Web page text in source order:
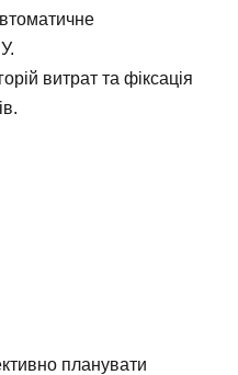
витрат та фіксація
планувати